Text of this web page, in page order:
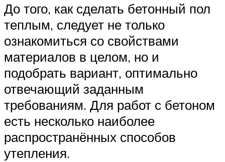
До того, как сделать бетонный пол
теплым, следует не только
ознакомиться со свойствами
материалов в целом, но и
подобрать вариант, оптимально
отвечающий заданным
требованиям. Для работ с бетоном
есть несколько наиболее
распространённых способов
утепления.